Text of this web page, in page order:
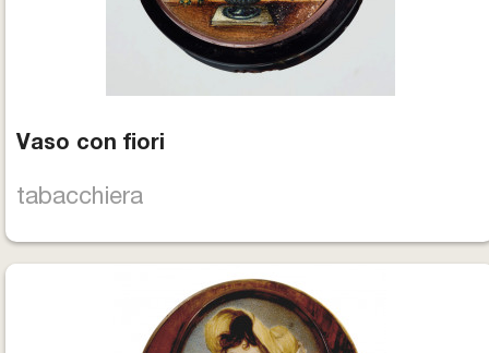
Vaso con fiori
tabacchiera